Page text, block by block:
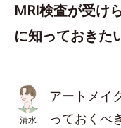
MRI検査が受け
に知っておきた
清水
アートメイ
っておくべ